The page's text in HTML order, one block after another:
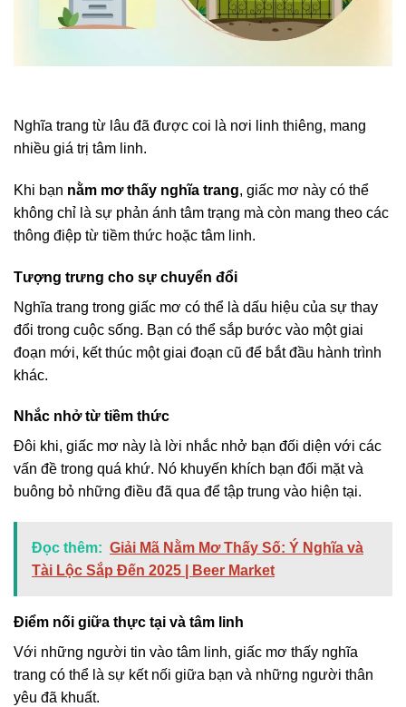
Nghĩa trang từ lâu đã được coi là nơi linh thiêng, mang
nhiều giá trị tâm linh.
Khi bạn nằm mơ thấy nghĩa trang, giấc mơ này có thể
không chỉ là sự phản ánh tâm trạng mà còn mang theo các
thông điệp từ tiềm thức hoặc tâm linh.
Tượng trưng cho sự chuyển đổi
Nghĩa trang trong giấc mơ có thể là dấu hiệu của sự thay
đổi trong cuộc sống. Bạn có thể sắp bước vào một giai
đoạn mới, kết thúc một giai đoạn cũ để bắt đầu hành trình
khác.
Nhắc nhở từ tiềm thức
Đôi khi, giấc mơ này là lời nhắc nhở bạn đối diện với các
vấn đề trong quá khứ. Nó khuyến khích bạn đối mặt và
buông bỏ những điều đã qua để tập trung vào hiện tại.
Đọc thêm: Giải Mã Nằm Mơ Thấy Số: Ý Nghĩa và
Tài Lộc Sắp Đến 2025 | Beer Market
Điểm nối giữa thực tại và tâm linh
Với những người tin vào tâm linh, giấc mơ thấy nghĩa
trang có thể là sự kết nối giữa bạn và những người thân
yêu đã khuất.